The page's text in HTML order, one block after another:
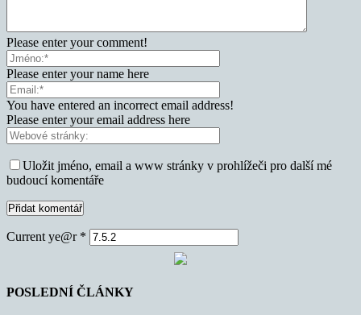
Please enter your comment!
Please enter your name here
You have entered an incorrect email address!
Please enter your email address here
Uložit jméno, email a www stránky v prohlížeči pro další mé
budoucí komentáře
Current ye@r *
POSLEDNÍ ČLÁNKY